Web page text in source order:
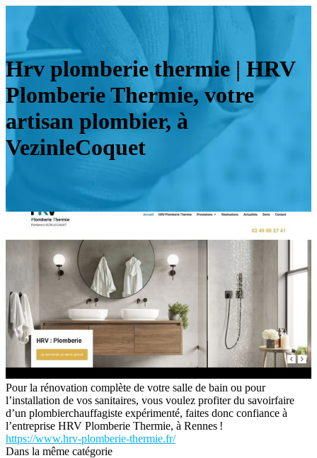
Hrv plomberie thermie | HRV
Plomberie Thermie, votre
artisan plombier, à
VezinleCoquet
Pour la rénovation complète de votre salle de bain ou pour
l’installation de vos sanitaires, vous voulez profiter du savoirfaire
d’un plombierchauffagiste expérimenté, faites donc confiance à
l’entreprise HRV Plomberie Thermie, à Rennes !
https://www.hrv-plomberie-thermie.fr/
Dans la même catégorie